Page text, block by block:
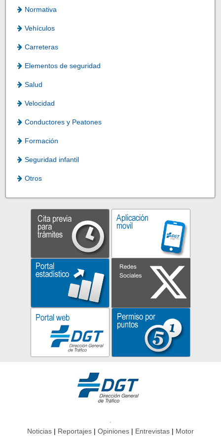
Normativa
Vehículos
Carreteras
Elementos de seguridad
Salud
Velocidad
Conductores y Peatones
Formación
Seguridad infantil
Otros
Noticias Reportajes Opiniones Entrevistas Motor